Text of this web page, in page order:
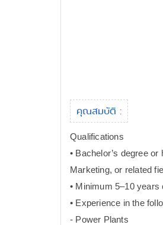
คุณสมบัติ :
Qualifications
• Bachelor’s degree
Marketing, or related
• Minimum 5–10
• Experience in the
- Power Plants